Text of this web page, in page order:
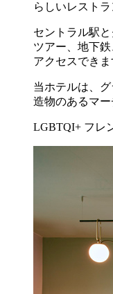
らしいレスト
セントラル駅
ツアー、地下
アクセスできま
当ホテルは、
造物のあるマー
LGBTQI+ フレ